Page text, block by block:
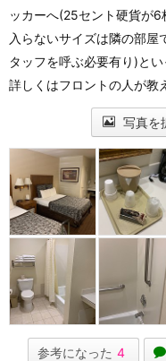
ッカーへ(25セント硬貨が6
入らないサイズは隣の部屋
タッフを呼ぶ必要有り)とい
詳しくはフロントの人が教
写真を
参考になった 4